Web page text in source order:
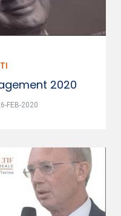
2020
FEB-2020